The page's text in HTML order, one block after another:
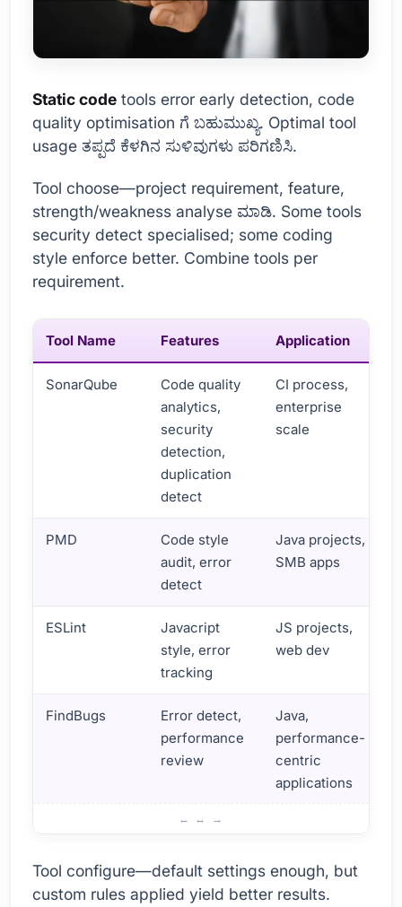
Static code tools error early detection, code
quality optimisation ಗೆ ಬಹುಮುಖ್ಯ. Optimal tool
usage ತಪ್ಪದೆ ಕೆಳಗಿನ ಸುಳಿವುಗಳು ಪರಿಗಣಿಸಿ.
Tool choose—project requirement, feature,
strength/weakness analyse ಮಾಡಿ. Some tools
security detect specialised; some coding
style enforce better. Combine tools per
requirement.
Tool Name Features Application
SonarQube
Code quality
analytics,
security
detection,
duplication
detect
CI process,
enterprise
scale
PMD
Code style
audit, error
detect
Java projects,
SMB apps
ESLint
Javacript
style, error
tracking
JS projects,
web dev
FindBugs
Error detect,
performance
review
Java,
performance-
centric
applications
Tool configure—default settings enough, but
custom rules applied yield better results.